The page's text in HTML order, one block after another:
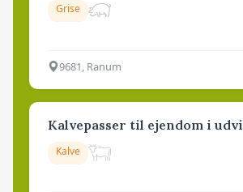
Grise
9681, Ranum
Kalvepasser til ejendom i
Kalve